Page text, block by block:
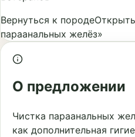
Вернуться к породе
параанальных желёз»
О предложении
Чистка параанальных
как дополнительная